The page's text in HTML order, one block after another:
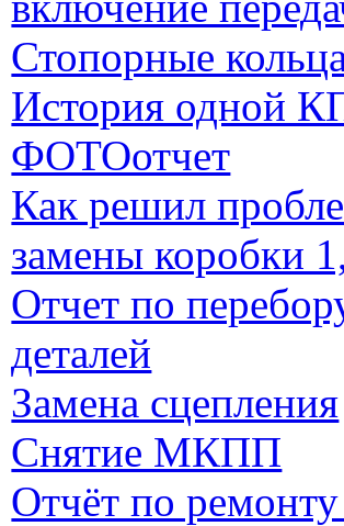
Стопорные
История одной
ФОТОотчет
Как решил
замены коробки
Отчет по
деталей
Замена сцепления
Снятие МКПП
Отчёт по